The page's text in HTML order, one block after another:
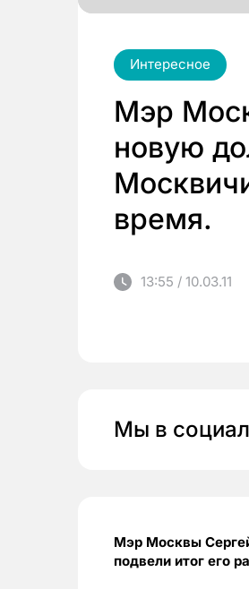
Интересное
Мэр
новую
время.
13:55 / 10.03.11
Мы в
Мэр Москвы
подвели итог его